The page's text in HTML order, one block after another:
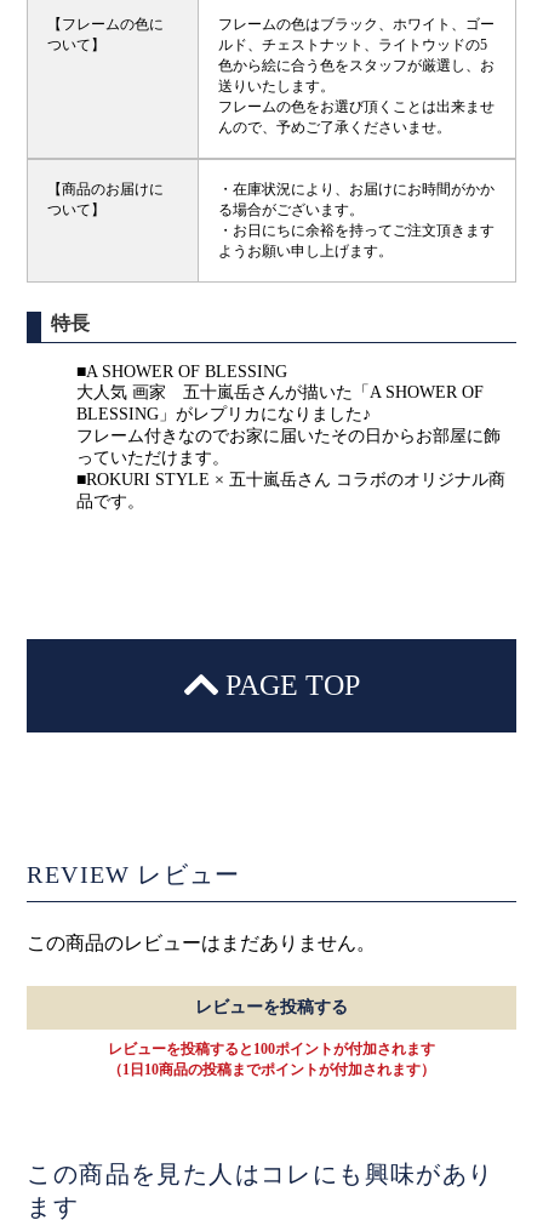
【フレームの色に
ついて】
フレームの色はブラック、ホワイト、ゴー
ルド、チェストナット、ライトウッドの5
色から絵に合う色をスタッフが厳選し、お
送りいたします。
フレームの色をお選び頂くことは出来ませ
んので、予めご了承くださいませ。
【商品のお届けに
ついて】
・在庫状況により、お届けにお時間がかか
る場合がございます。
・お日にちに余裕を持ってご注文頂きます
ようお願い申し上げます。
特長
■A SHOWER OF BLESSING
大人気 画家 五十嵐岳さんが描いた「A SHOWER OF
BLESSING」がレプリカになりました♪
フレーム付きなのでお家に届いたその日からお部屋に飾
っていただけます。
■ROKURI STYLE × 五十嵐岳さん コラボのオリジナル商
品です。
PAGE TOP
REVIEW レビュー
この商品のレビューはまだありません。
レビューを投稿する
レビューを投稿すると100ポイントが付加されます
（1日10商品の投稿までポイントが付加されます）
この商品を見た人はコレにも興味があり
ます